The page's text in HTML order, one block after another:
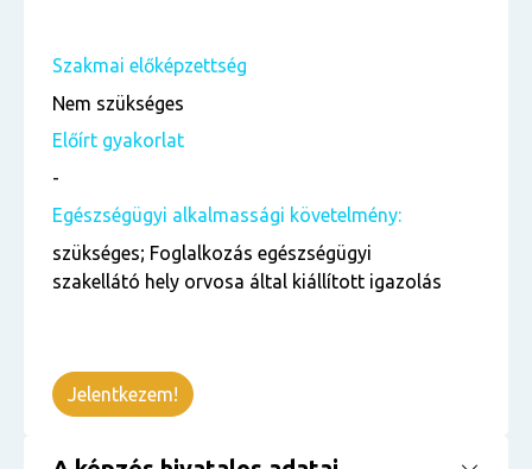
Szakmai előképzettség
Nem szükséges
Előírt gyakorlat
-
Egészségügyi alkalmassági követelmény:
szükséges; Foglalkozás egészségügyi
szakellátó hely orvosa által kiállított igazolás
Jelentkezem!